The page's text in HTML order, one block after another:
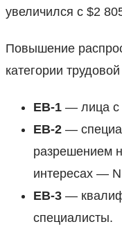
увеличился с $2
Повышение
категории
EB-1 — лица с
EB-2 —
разрешением
интересах —
EB-3 —
специалисты.